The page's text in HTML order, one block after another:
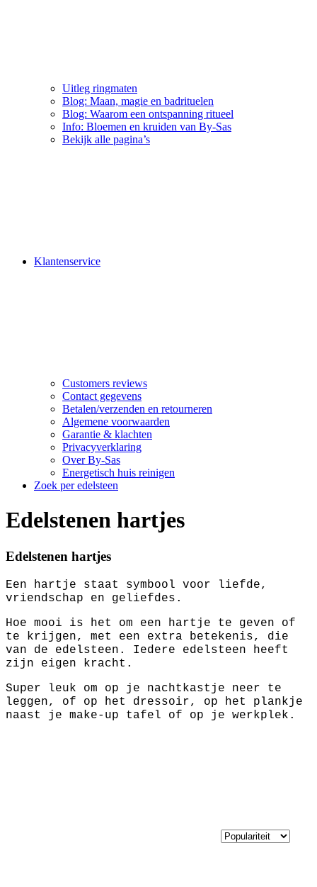
Uitleg ringmaten
Blog: Maan, magie en badrituelen
Blog: Waarom een ontspanning ritueel
Info: Bloemen en kruiden van By-Sas
Bekijk alle pagina’s
Klantenservice
Customers reviews
Contact gegevens
Betalen/verzenden en retourneren
Algemene voorwaarden
Garantie & klachten
Privacyverklaring
Over By-Sas
Energetisch huis reinigen
Zoek per edelsteen
Edelstenen hartjes
Edelstenen hartjes
Een hartje staat symbool voor liefde,
vriendschap en geliefdes.
Hoe mooi is het om een hartje te geven of
te krijgen, met een extra betekenis, die
van de edelsteen. Iedere edelsteen heeft
zijn eigen kracht.
Super leuk om op je nachtkastje neer te
leggen, of op het dressoir, op het plankje
naast je make-up tafel of op je werkplek.